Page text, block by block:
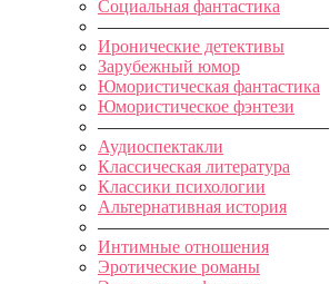
Социальная фантастика
—————————————
Иронические детективы
Зарубежный юмор
Юмористическая фантастика
Юмористическое фэнтези
—————————————
Аудиоспектакли
Классическая литература
Классики психологии
Альтернативная история
—————————————
Интимные отношения
Эротические романы